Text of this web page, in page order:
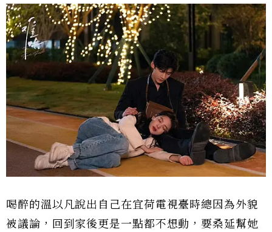
喝醉的溫以凡說出自己在宜荷電視臺時總因為外貌
被議論，回到家後更是一點都不想動，要桑延幫她